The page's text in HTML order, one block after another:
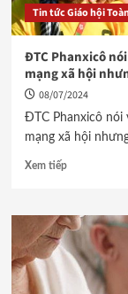
Tin tức Giáo hội
ĐTC Phanxicô
mạng xã hội
08/07/2024
ĐTC Phanxicô nói
mạng xã hội
Xem tiếp